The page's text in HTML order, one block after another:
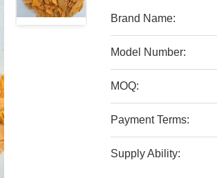
Brand Name:
Model Number:
MOQ:
Payment Terms:
Supply Ability: